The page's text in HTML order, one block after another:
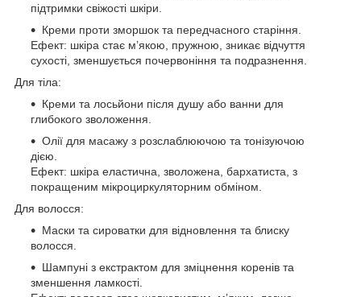
підтримки свіжості шкіри.
Креми проти зморшок та передчасного старіння.
Ефект: шкіра стає м’якою, пружною, зникає відчуття
сухості, зменшується почервоніння та подразнення.
Для тіла:
Креми та лосьйони після душу або ванни для
глибокого зволоження.
Олії для масажу з розслаблюючою та тонізуючою
дією.
Ефект: шкіра еластична, зволожена, бархатиста, з
покращеним мікроциркуляторним обміном.
Для волосся:
Маски та сироватки для відновлення та блиску
волосся.
Шампуні з екстрактом для зміцнення коренів та
зменшення ламкості.